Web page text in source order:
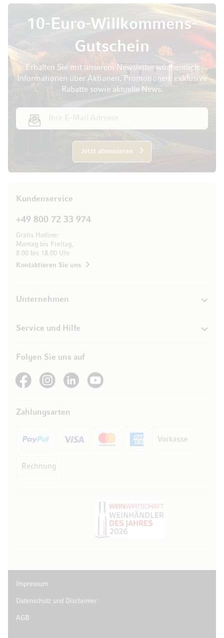
10-Euro-Willkommens-
Gutschein
Erhalten Sie mit unserem Newsletter wöchentlich
Informationen über Aktionen, Promotionen, exklusive
Rabatte sowie aktuelle News.
Jetzt abonnieren
Kundenservice
+49 800 72 33 974
Gratis Hotline:
Montag bis Freitag,
8.00 bis 18.00 Uhr
Kontaktieren Sie uns
Unternehmen
Service und Hilfe
Folgen Sie uns auf
See our FacebookSee our Instagram account
See our LinkedInSee our YouTube channel
Zahlungsarten
Vorkasse
Rechnung
Impressum
Datenschutz und Disclaimer
AGB